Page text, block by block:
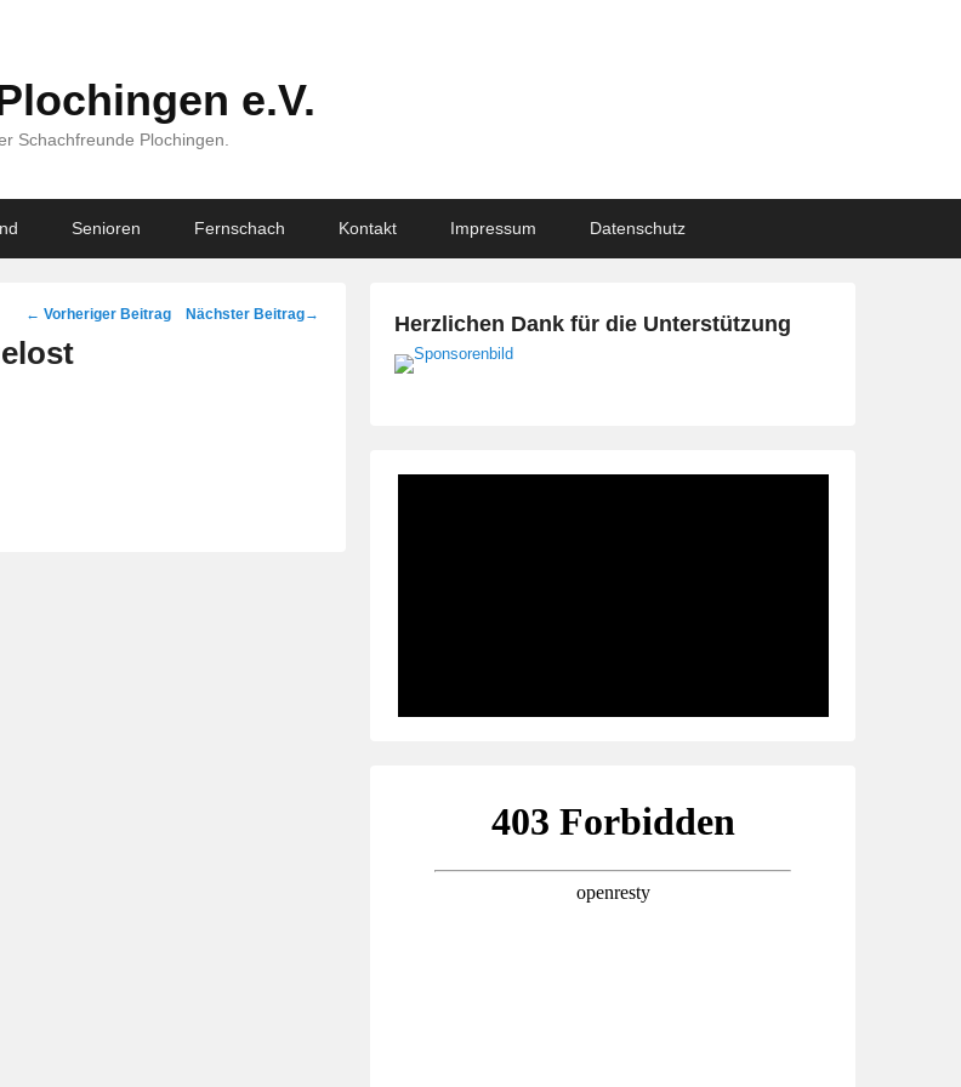
e.V.
Schachfreunde Plochingen.
Senioren Fernschach Kontakt Impressum Datenschutz
Beitragsnavigation
← Vorheriger Beitrag Nächster Beitrag→ Herzlichen Dank für die Unterstützung